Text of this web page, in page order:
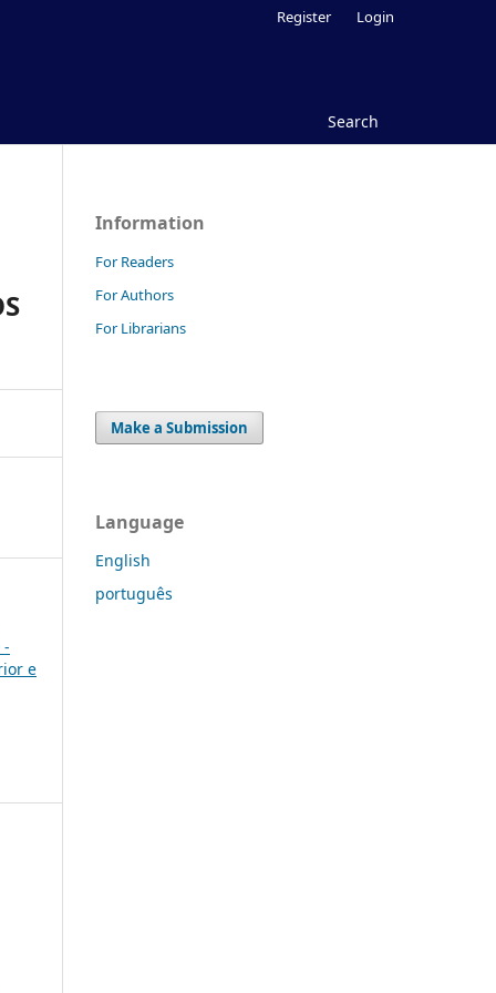
Search
Register Login
-
e
Information
For Readers
For Authors
For Librarians
Make a Submission
Language
English
português